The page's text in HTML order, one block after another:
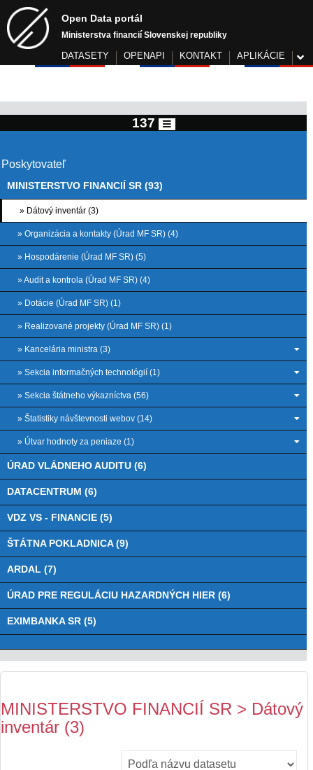
Open Data portál
Ministerstva financií Slovenskej republiky
DATASETY OPENAPI KONTAKT APLIKÁCIE
137
Poskytovateľ
MINISTERSTVO FINANCIÍ SR (93)
» Dátový inventár (3)
» Organizácia a kontakty (Úrad MF SR) (4)
» Hospodárenie (Úrad MF SR) (5)
» Audit a kontrola (Úrad MF SR) (4)
» Dotácie (Úrad MF SR) (1)
» Realizované projekty (Úrad MF SR) (1)
» Kancelária ministra (3)
» Sekcia informačných technológií (1)
» Sekcia štátneho výkazníctva (56)
» Štatistiky návštevnosti webov (14)
» Útvar hodnoty za peniaze (1)
ÚRAD VLÁDNEHO AUDITU (6)
DATACENTRUM (6)
VDZ VS - FINANCIE (5)
ŠTÁTNA POKLADNICA (9)
ARDAL (7)
ÚRAD PRE REGULÁCIU HAZARDNÝCH HIER (6)
EXIMBANKA SR (5)
MINISTERSTVO FINANCIÍ SR > Dátový
inventár (3)